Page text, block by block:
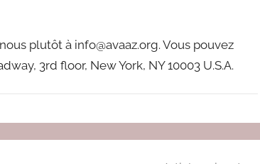
plutôt à info@avaaz.org. Vous pouvez
3rd floor, New York, NY 10003 U.S.A.